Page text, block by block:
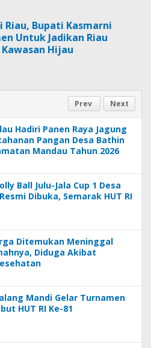
Riau, Bupati Kasmarni
Untuk Jadikan Riau
Hijau
Prev Next
Hadiri Panen Raya Jagung
Pangan Desa Bathin
Mandau Tahun 2026
Ball Julu-Jala Cup 1 Desa
Dibuka, Semarak HUT RI
Ditemukan Meninggal
Diduga Akibat
Mandi Gelar Turnamen
HUT RI Ke-81